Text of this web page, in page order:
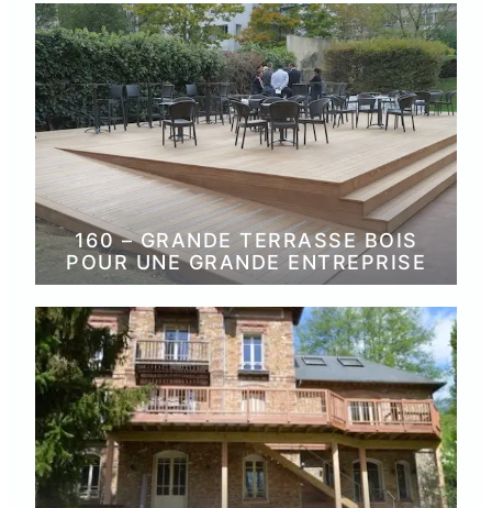
160 – GRANDE TERRASSE BOIS
POUR UNE GRANDE ENTREPRISE